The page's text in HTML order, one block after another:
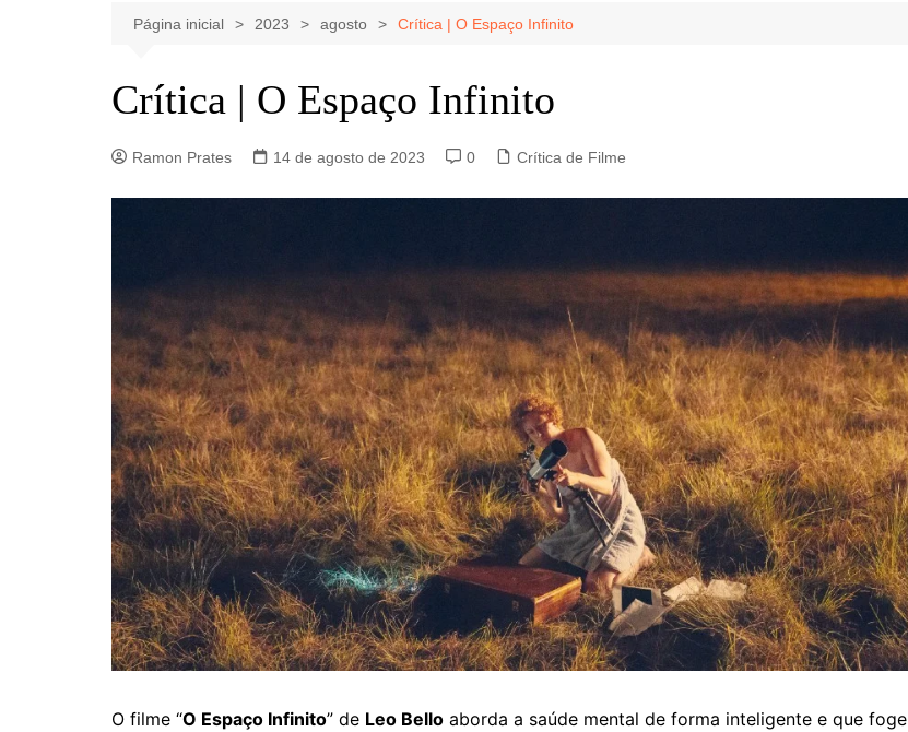
Celebridades
Música
Notícias
Clássicos
Livros
Game Review
Página inicial 2023 agosto Crítica | O Espaço Infinito
Crítica | O Espaço Infinito
Ramon Prates 14 de agosto de 2023 0 Crítica de Filme
O filme “O Espaço Infinito” de Leo Bello aborda a saúde mental de forma inteligente e que foge